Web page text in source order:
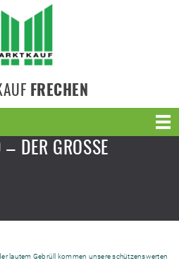
FRECHEN
DER GROSSE S
lautem Gebrüll kommen unsere schützenswerten